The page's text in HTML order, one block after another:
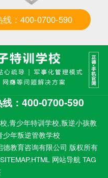
：400-0700-590
：400-0700-590
,青少年特训学校,叛逆小孩教
年叛逆管教学校
教育咨询有限公司 版权所有
网站导航 TAG